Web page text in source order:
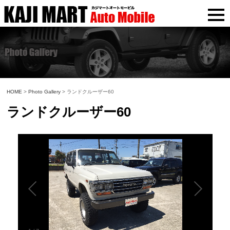
HOME >Photo Gallery > ランドクルーザー60
ランドクルーザー60